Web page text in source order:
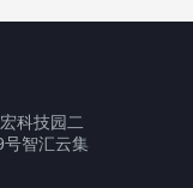
科技园二
号智汇云集